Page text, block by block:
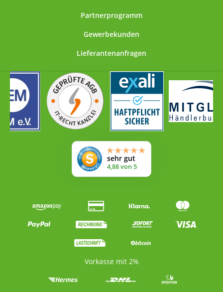
vegan (sondern vegetarisch), kommt aber ohne die bei
Pilzen erforderliche enzymatische Behandlung aus,
Die DGE (Deutsche Gesellschaft für Ernährung e.V.)
2012 die Ansicht, dass die Zufuhr von Vitamin D über
die Ernährung mit den üblichen Lebensmitteln nicht
ausreicht, um den Schätzwert für eine angemessene
Zufuhr bei fehlender endogener Synthese (Produktion
im Körper) zu erreichen (25-Hydroxyvitamin-D-
Serumkonzentration in Höhe von mindestens 50
nmol/l). In einigen Ländern werden bestimmte
Nahrungsmittel wohl aus diesem Grund mit Vitamin D
angereichert. Laut DGE müsste eine Differenz zum
Schätzwert daher über die endogene Synthese
und/oder über die Einnahme eines Vitamin-D-
auch ohne die Einnahme eines Vitamin-D-Präparats
erreicht werden. Entsprechend der Verordnung (EG)
Nr. 1924/2006 ("Health-Claims-Verordnung") sind uns
zu Vitamin D erlaubt: Vitamin D trägt zu einer
Phosphor bei Vitamin D trägt zu einem normalen
Calciumspiegel im Blut bei Vitamin D trägt zur
Erhaltung normaler Knochen bei Vitamin D trägt zur
Partnerprogramm
Gewerbekunden
Lieferantenanfragen
Vorkasse mit 2%